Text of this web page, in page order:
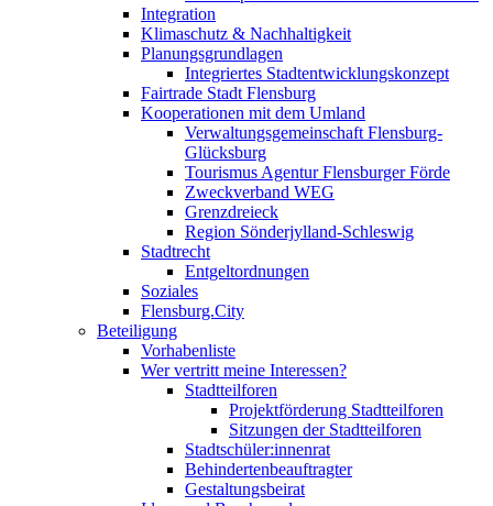
Integration
Klimaschutz & Nachhaltigkeit
Planungsgrundlagen
Integriertes Stadtentwicklungskonzept
Fairtrade Stadt Flensburg
Kooperationen mit dem Umland
Verwaltungsgemeinschaft Flensburg-
Glücksburg
Tourismus Agentur Flensburger Förde
Zweckverband WEG
Grenzdreieck
Region Sönderjylland-Schleswig
Stadtrecht
Entgeltordnungen
Soziales
Flensburg.City
Beteiligung
Vorhabenliste
Wer vertritt meine Interessen?
Stadtteilforen
Projektförderung Stadtteilforen
Sitzungen der Stadtteilforen
Stadtschüler:innenrat
Behindertenbeauftragter
Gestaltungsbeirat